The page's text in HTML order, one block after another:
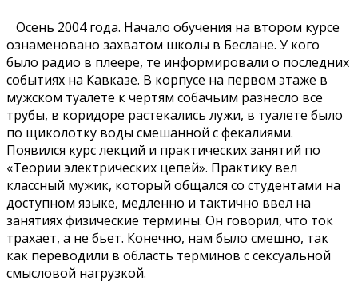
Осень 2004 года. Начало обучения на втором курсе
ознаменовано захватом школы в Беслане. У кого
было радио в плеере, те информировали о последних
событиях на Кавказе. В корпусе на первом этаже в
мужском туалете к чертям собачьим разнесло все
трубы, в коридоре растекались лужи, в туалете было
по щиколотку воды смешанной с фекалиями.
Появился курс лекций и практических занятий по
«Теории электрических цепей». Практику вел
классный мужик, который общался со студентами на
доступном языке, медленно и тактично ввел на
занятиях физические термины. Он говорил, что ток
трахает, а не бьет. Конечно, нам было смешно, так
как переводили в область терминов с сексуальной
смысловой нагрузкой.